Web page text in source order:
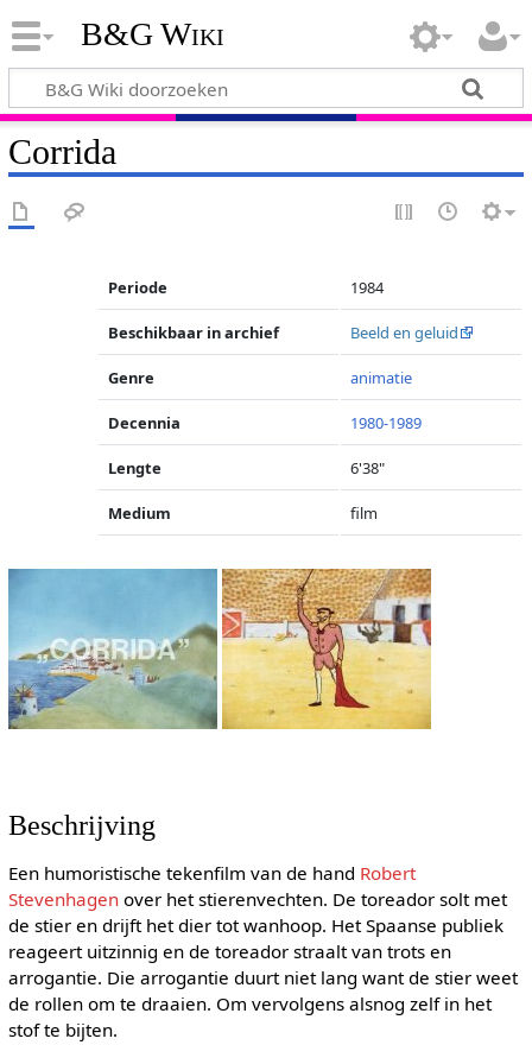
B&G Wiki
Corrida
Periode 1984
Beschikbaar in archief Beeld en geluid
Genre animatie
Decennia 1980-1989
Lengte 6'38"
Medium film
Beschrijving
Een humoristische tekenfilm van de hand Robert
Stevenhagenover het stierenvechten. De toreador solt met
de stier en drijft het dier tot wanhoop. Het Spaanse publiek
reageert uitzinnig en de toreador straalt van trots en
arrogantie. Die arrogantie duurt niet lang want de stier weet
de rollen om te draaien. Om vervolgens alsnog zelf in het
stof te bijten.